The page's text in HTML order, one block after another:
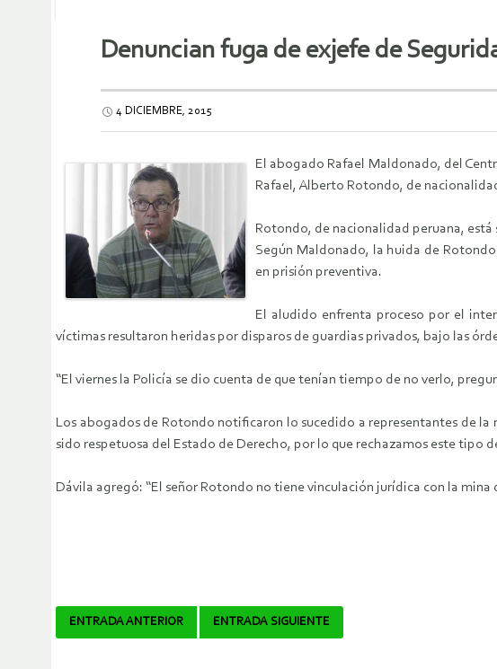
Denuncian fuga de exjefe de
4 DICIEMBRE, 2015
El abogado Rafael Maldonado, del
Rafael, Alberto Rotondo, de
Rotondo, de nacionalidad peruana,
Según Maldonado, la huida de
en prisión preventiva.
El aludido enfrenta proceso por el
víctimas resultaron heridas por disparos de guardias privados, bajo las
“El viernes la Policía se dio cuenta de que tenían tiempo de no verlo,
Los abogados de Rotondo notificaron lo sucedido a representantes de la
sido respetuosa del Estado de Derecho, por lo que rechazamos este tipo
Dávila agregó: “El señor Rotondo no tiene vinculación jurídica con la mina
Navegador
ENTRADA ANTERIOR ENTRADA SIGUIENTE